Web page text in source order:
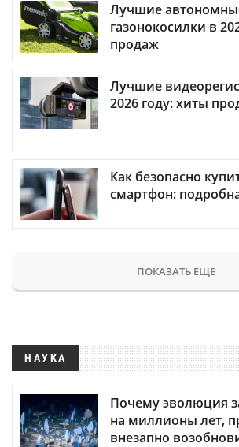
Лучшие
газонокосилки в
продаж
Лучшие
2026 году: хиты
Как безопасно
смартфон:
ПОКАЗАТЬ ЕЩЕ
НАУКА
Почему эволюция
на миллионы лет,
внезапно